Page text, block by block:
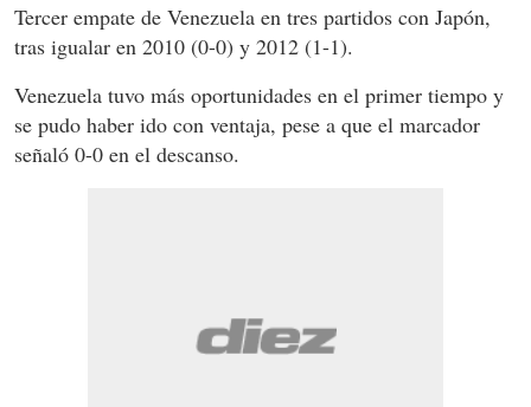
Tercer empate de Venezuela en tres partidos con Japón,
tras igualar en 2010 (0-0) y 2012 (1-1).
Venezuela tuvo más oportunidades en el primer tiempo y
se pudo haber ido con ventaja, pese a que el marcador
señaló 0-0 en el descanso.